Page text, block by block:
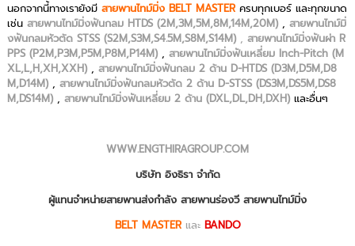
นอกจากนี้ทางเรายังมีสายพานไทม์มิ่ง BELT MASTER ครบทุกเบอร์ และทุกขนาด
เช่นสายพานไทม์มิ่งฟันกลม HTDS (2M,3M,5M,8M,14M,20M) ,สายพานไทม์มิ่
งฟันกลมหัวตัด STSS (S2M,S3M,S4.5M,S8M,S14M) , สายพานไทม์มิ่งฟันผ่า R
PPS (P2M,P3M,P5M,P8M,P14M) ,สายพานไทม์มิ่งฟันเหลี่ยม Inch-Pitch (M
XL,L,H,XH,XXH) ,สายพานไทม์มิ่งฟันกลม 2 ด้าน D-HTDS (D3M,D5M,D8
M,D14M) ,สายพานไทม์มิ่งฟันกลมหัวตัด 2 ด้าน D-STSS (DS3M,DS5M,DS8
M,DS14M) ,สายพานไทม์มิ่งฟันเหลี่ยม 2 ด้าน (DXL,DL,DH,DXH) และอื่นๆ
WWW.ENGTHIRAGROUP.COM
บริษัท อิงธิรา จำกัด
ผู้แทนจำหน่ายสายพานส่งกำลัง สายพานร่องวี สายพานไทม์มิ่ง
BELT MASTERและ BANDO